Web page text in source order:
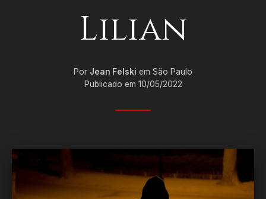
Lilian
Por Jean Felski em São Paulo
Publicado em 10/05/2022